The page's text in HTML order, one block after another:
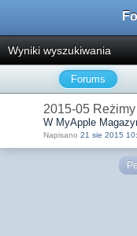
Wyniki wyszukiwania
Forums
2015-05
W MyApple
Napisano 21 sie 2015